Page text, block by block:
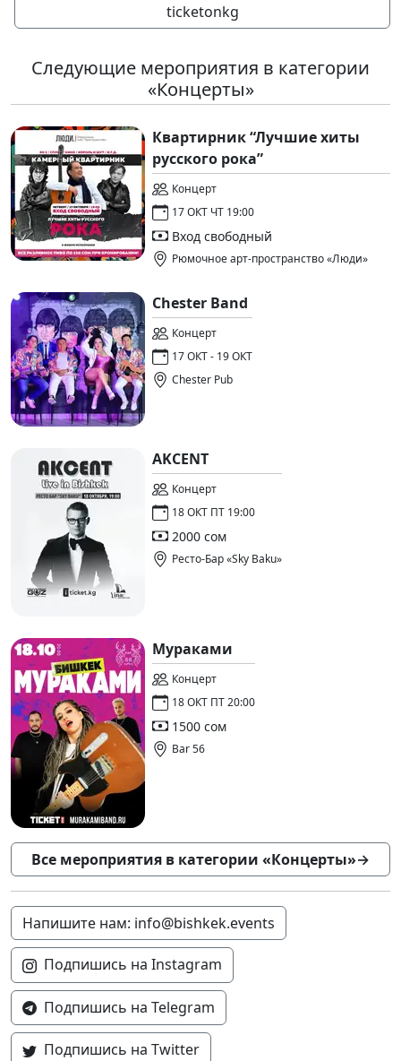
ticketonkg
Следующие мероприятия в категории
«Концерты»
Квартирник “Лучшие хиты
русского рока”
Концерт
17 ОКТ ЧТ 19:00
Вход свободный
Рюмочное арт-пространство «Люди»
Chester Band
Концерт
17 ОКТ - 19 ОКТ
Chester Pub
AKCENT
Концерт
18 ОКТ ПТ 19:00
2000 сом
Ресто-Бар «Sky Baku»
Мураками
Концерт
18 ОКТ ПТ 20:00
1500 сом
Bar 56
Все мероприятия в категории «Концерты»→
Напишите нам: info@bishkek.events
Подпишись на Instagram
Подпишись на Telegram
Подпишись на Twitter